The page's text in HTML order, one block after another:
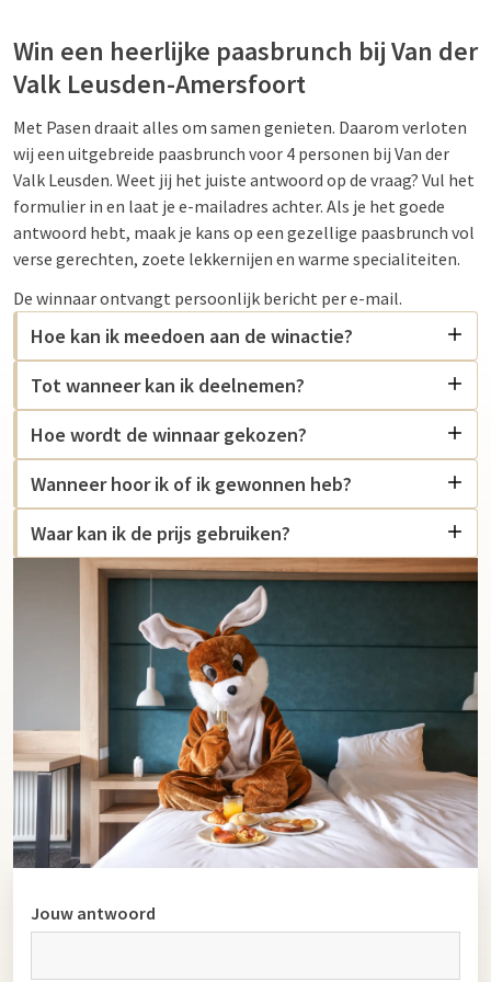
Win een heerlijke paasbrunch bij Van der
Valk Leusden-Amersfoort
Met Pasen draait alles om samen genieten. Daarom verloten
wij een uitgebreide paasbrunch voor 4 personen bij Van der
Valk Leusden. Weet jij het juiste antwoord op de vraag? Vul het
formulier in en laat je e-mailadres achter. Als je het goede
antwoord hebt, maak je kans op een gezellige paasbrunch vol
verse gerechten, zoete lekkernijen en warme specialiteiten.
De winnaar ontvangt persoonlijk bericht per e-mail.
Hoe kan ik meedoen aan de winactie?
Tot wanneer kan ik deelnemen?
Hoe wordt de winnaar gekozen?
Wanneer hoor ik of ik gewonnen heb?
Waar kan ik de prijs gebruiken?
Jouw antwoord